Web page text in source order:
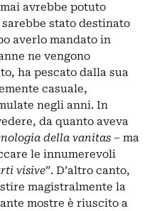
avrebbe potuto
stato destinato
averlo mandato in
ne vengono
ha pescato dalla sua
casuale,
negli anni. In
da quanto aveva
della vanitas – ma
le innumerevoli
visive”. D’altro canto,
magistralmente la
mostre è riuscito a